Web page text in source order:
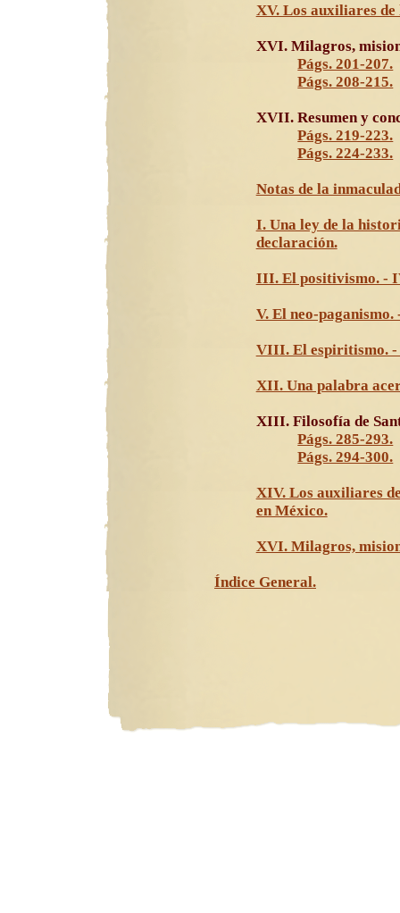
XV. Los auxiliares
XVI. Milagros,
Págs. 201-207.
Págs. 208-215.
XVII. Resumen y
Págs. 219-223.
Págs. 224-233.
Notas de la
I. Una ley de la
declaración.
III. El positivismo. -
V. El neo-
VIII. El espiritismo.
XII. Una palabra
XIII. Filosofía de
Págs. 285-293.
Págs. 294-300.
XIV. Los auxiliares
en México.
XVI. Milagros,
Índice General.